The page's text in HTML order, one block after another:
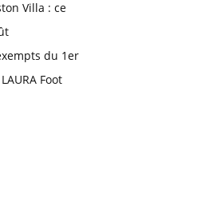
Villa : ce
du 1er
Foot